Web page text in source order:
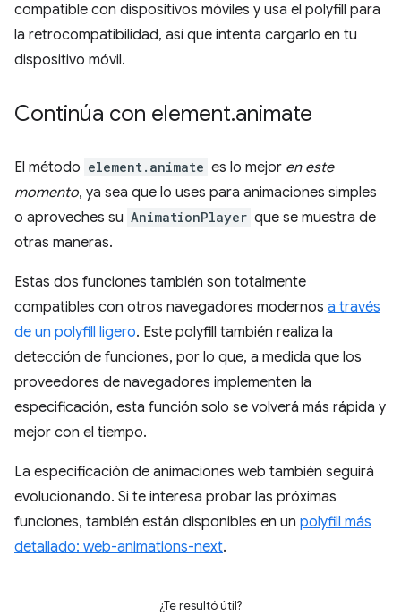
compatible con dispositivos móviles y usa el polyfill para
la retrocompatibilidad, así que intenta cargarlo en tu
dispositivo móvil.
Continúa con element.animate
El método element.animate es lo mejor en este
momento, ya sea que lo uses para animaciones simples
o aproveches su AnimationPlayer que se muestra de
otras maneras.
Estas dos funciones también son totalmente
compatibles con otros navegadores modernos a través
de un polyfill ligero. Este polyfill también realiza la
detección de funciones, por lo que, a medida que los
proveedores de navegadores implementen la
especificación, esta función solo se volverá más rápida y
mejor con el tiempo.
La especificación de animaciones web también seguirá
evolucionando. Si te interesa probar las próximas
funciones, también están disponibles en un polyfill más
detallado: web-animations-next.
¿Te resultó útil?